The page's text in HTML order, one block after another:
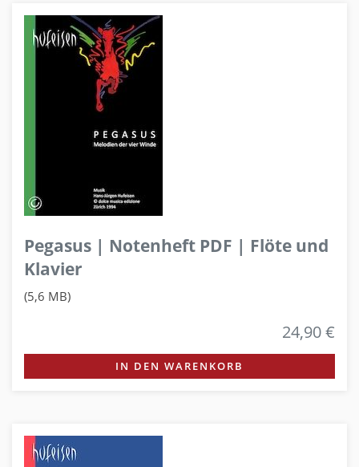
Pegasus | Notenheft PDF | Flöte und
Klavier
(5,6 MB)
24,90 €
IN DEN WARENKORB